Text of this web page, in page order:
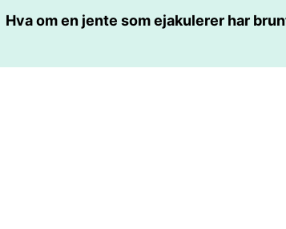
Hva om en jente som ejakulerer har